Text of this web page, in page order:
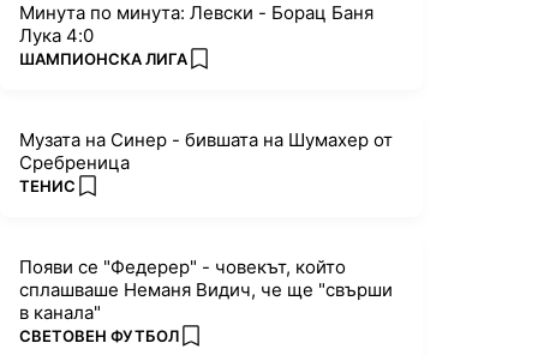
Минута по минута: Левски - Борац Баня
Лука 4:0
ПОВЕЧЕ ОТ
ШАМПИОНСКА ЛИГА add favorites
Музата на Синер - бившата на Шумахер от
Сребреница
ПОВЕЧЕ ОТ
ТЕНИС add favorites
Появи се "Федерер" - човекът, който
сплашваше Неманя Видич, че ще "свърши
в канала"
ПОВЕЧЕ ОТ
СВЕТОВЕН ФУТБОЛ add favorites